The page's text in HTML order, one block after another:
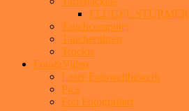
FLÜGEL STÜRMER
Tauchcomputer
Taucheruhren
Trockis
Foto&Video
Leser Fotowettbewerb
Pics
Frei Fotografiert